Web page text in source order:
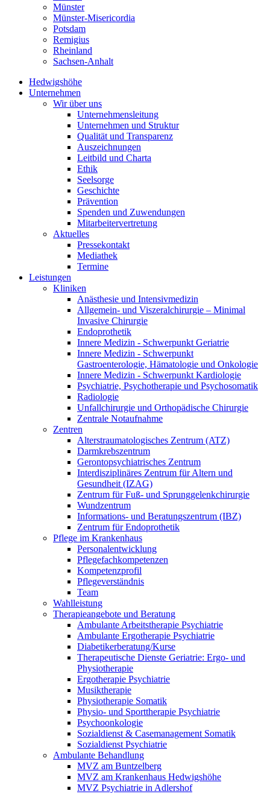
Münster
Münster-Misericordia
Potsdam
Remigius
Rheinland
Sachsen-Anhalt
Hedwigshöhe
Unternehmen
Wir über uns
Unternehmensleitung
Unternehmen und Struktur
Qualität und Transparenz
Auszeichnungen
Leitbild und Charta
Ethik
Seelsorge
Geschichte
Prävention
Spenden und Zuwendungen
Mitarbeitervertretung
Aktuelles
Pressekontakt
Mediathek
Termine
Leistungen
Kliniken
Anästhesie und Intensivmedizin
Allgemein- und Viszeralchirurgie – Minimal
Invasive Chirurgie
Endoprothetik
Innere Medizin - Schwerpunkt Geriatrie
Innere Medizin - Schwerpunkt
Gastroenterologie, Hämatologie und Onkologie
Innere Medizin - Schwerpunkt Kardiologie
Psychiatrie, Psychotherapie und Psychosomatik
Radiologie
Unfallchirurgie und Orthopädische Chirurgie
Zentrale Notaufnahme
Zentren
Alterstraumatologisches Zentrum (ATZ)
Darmkrebszentrum
Gerontopsychiatrisches Zentrum
Interdisziplinäres Zentrum für Altern und
Gesundheit (IZAG)
Zentrum für Fuß- und Sprunggelenkchirurgie
Wundzentrum
Informations- und Beratungszentrum (IBZ)
Zentrum für Endoprothetik
Pflege im Krankenhaus
Personalentwicklung
Pflegefachkompetenzen
Kompetenzprofil
Pflegeverständnis
Team
Wahlleistung
Therapieangebote und Beratung
Ambulante Arbeitstherapie Psychiatrie
Ambulante Ergotherapie Psychiatrie
Diabetikerberatung/Kurse
Therapeutische Dienste Geriatrie: Ergo- und
Physiotherapie
Ergotherapie Psychiatrie
Musiktherapie
Physiotherapie Somatik
Physio- und Sporttherapie Psychiatrie
Psychoonkologie
Sozialdienst & Casemanagement Somatik
Sozialdienst Psychiatrie
Ambulante Behandlung
MVZ am Buntzelberg
MVZ am Krankenhaus Hedwigshöhe
MVZ Psychiatrie in Adlershof